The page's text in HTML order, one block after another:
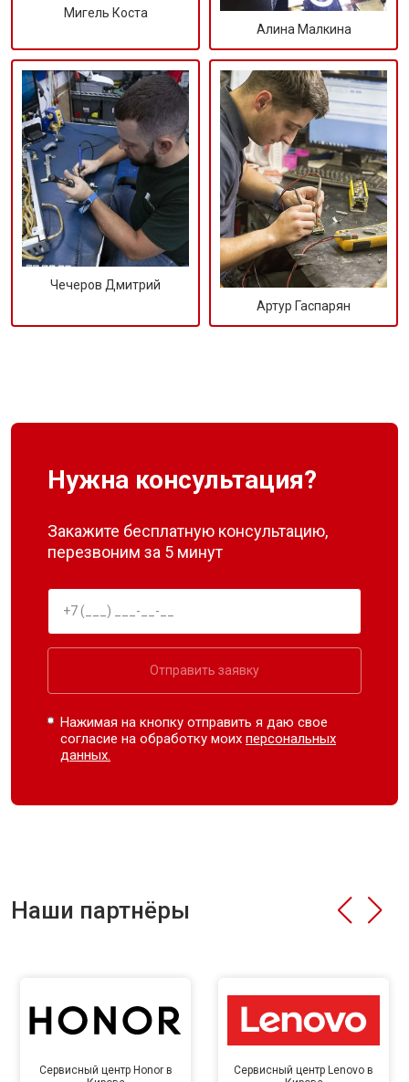
Мигель Коста
Алина Малкина
Чечеров Дмитрий
Артур Гаспарян
Нужна консультация?
Закажите бесплатную консультацию,
перезвоним за 5 минут
Отправить заявку
Нажимая на кнопку отправить я даю свое
согласие на обработку моихперсональных
данных.
Наши партнёры
Сервисный центр Honor в
Сервисный центр Lenovo в